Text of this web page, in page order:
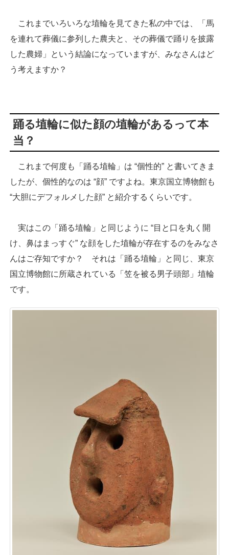
これまでいろいろな埴輪を見てきた私の中では、「馬
を連れて葬儀に参列した農夫と、その葬儀で踊りを披露
した農婦」という結論になっていますが、みなさんはど
う考えますか？
踊る埴輪に似た顔の埴輪があるって本
当？
これまで何度も「踊る埴輪」は “個性的” と書いてきま
したが、個性的なのは “顔” ですよね。東京国立博物館も
“大胆にデフォルメした顔” と紹介するくらいです。
実はこの「踊る埴輪」と同じように “目と口を丸く開
け、鼻はまっすぐ” な顔をした埴輪が存在するのをみなさ
んはご存知ですか？ それは「踊る埴輪」と同じ、東京
国立博物館に所蔵されている「笠を被る男子頭部」埴輪
です。